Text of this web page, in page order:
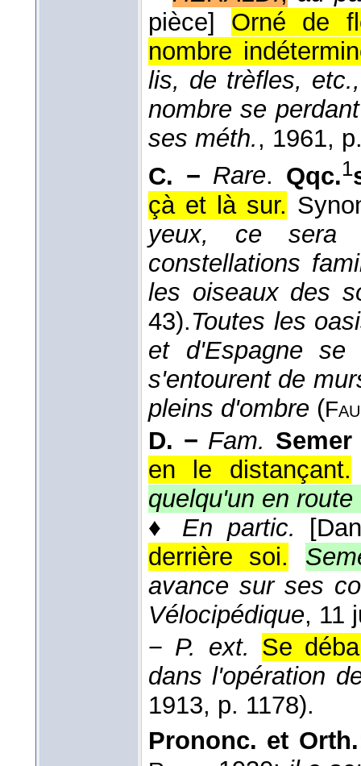
pièce]
Orné de
nombre
lis, de trèfles,
nombre se
ses méth., 1961,
C. − Rare. Qqc.1
çà et là sur.
yeux, ce sera
constellations
les oiseaux des
43).Toutes les
et d'Espagne se
s'entourent de
pleins d'ombre (
D. − Fam.
en le distançant.
quelqu'un en route
♦ En partic.
derrière soi.
avance sur ses
Vélocipédique, 11
− P. ext. Se
dans l'opération
1913, p. 1178).
Prononc. et